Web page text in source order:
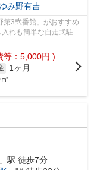
み野有吉
第3弐番館」がおすすめ
れも簡単な自走式駐車
等：5,000円 )
1ヶ月
」駅 徒歩7分